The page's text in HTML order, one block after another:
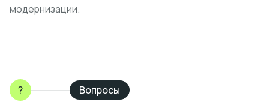
модернизации.
? Вопросы